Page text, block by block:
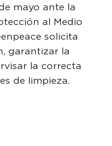
mayo ante la
al Medio
solicita
garantizar la
la correcta
de limpieza.